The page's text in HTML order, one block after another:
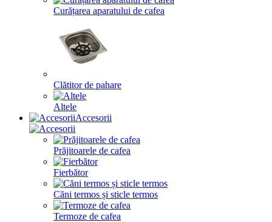
Curățarea aparatului de cafea
Clătitor de pahare
Altele
Accesorii
Prăjitoarele de cafea
Fierbător
Căni termos și sticle termos
Termoze de cafea